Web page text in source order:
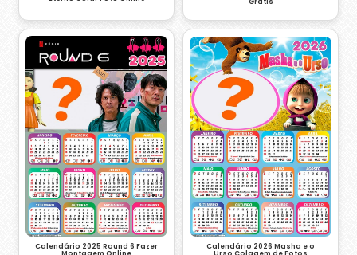
Calendário 2025 Round 6 Fazer Calendário 2026 Masha e o